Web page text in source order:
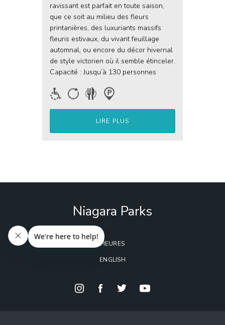
ravissant est parfait en toute saison,
que ce soit au milieu des fleurs
printanières, des luxuriants massifs
fleuris estivaux, du vivant feuillage
automnal, ou encore du décor hivernal
de style victorien où il semble étinceler.
Capacité : Jusqu’à 130 personnes
LIRE PLUS
Niagara Parks
HEURES
ENGLISH